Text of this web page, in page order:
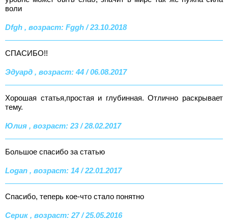
воли
Dfgh , возраст: Fggh / 23.10.2018
СПАСИБО!!
Эдуард , возраст: 44 / 06.08.2017
Хорошая статья,простая и глубинная. Отлично раскрывает
тему.
Юлия , возраст: 23 / 28.02.2017
Большое спасибо за статью
Logan , возраст: 14 / 22.01.2017
Спасибо, теперь кое-что стало понятно
Серик , возраст: 27 / 25.05.2016